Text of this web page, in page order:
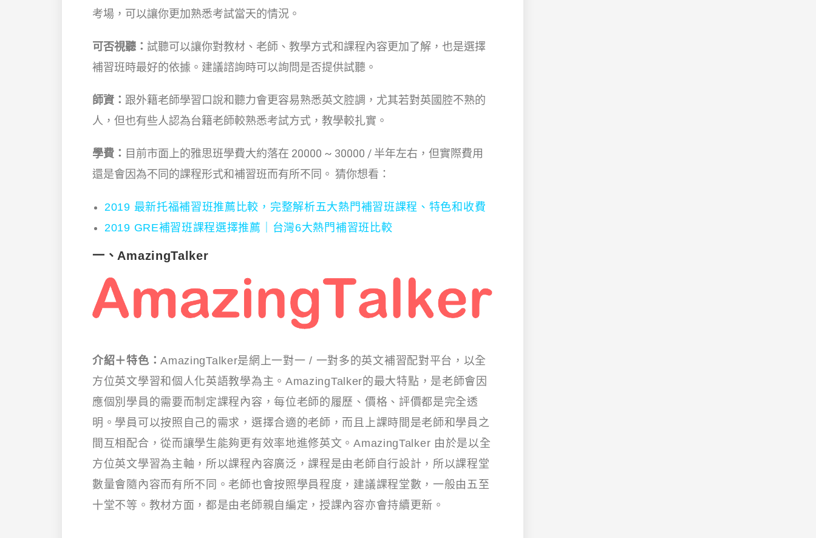
考場，可以讓你更加熟悉考試當天的情況。
可否視聽： 試聽可以讓你對教材、老師、教學方式和課程內容更加了解，也是選擇
補習班時最好的依據。建議諮詢時可以詢問是否提供試聽。
師資： 跟外籍老師學習口說和聽力會更容易熟悉英文腔調，尤其若對英國腔不熟的
人，但也有些人認為台籍老師較熟悉考試方式，教學較扎實。
學費： 目前市面上的雅思班學費大約落在 20000 ~ 30000 / 半年左右，但實際費用
還是會因為不同的課程形式和補習班而有所不同。 猜你想看：
2019 最新托福補習班推薦比較，完整解析五大熱門補習班課程、特色和收費
2019 GRE補習班課程選擇推薦｜台灣6大熱門補習班比較
一、AmazingTalker
介紹＋特色：AmazingTalker是網上一對一 / 一對多的英文補習配對平台，以全
方位英文學習和個人化英語教學為主。AmazingTalker的最大特點，是老師會因
應個別學員的需要而制定課程內容，每位老師的履歷、價格、評價都是完全透
明。學員可以按照自己的需求，選擇合適的老師，而且上課時間是老師和學員之
間互相配合，從而讓學生能夠更有效率地進修英文。AmazingTalker 由於是以全
方位英文學習為主軸，所以課程內容廣泛，課程是由老師自行設計，所以課程堂
數量會隨內容而有所不同。老師也會按照學員程度，建議課程堂數，一般由五至
十堂不等。教材方面，都是由老師親自編定，授課內容亦會持續更新。